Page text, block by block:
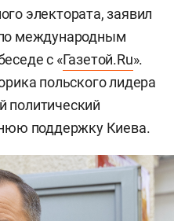
электората, заявил
международным
с «Газетой.Ru».
польского лидера
политический
поддержку Киева.